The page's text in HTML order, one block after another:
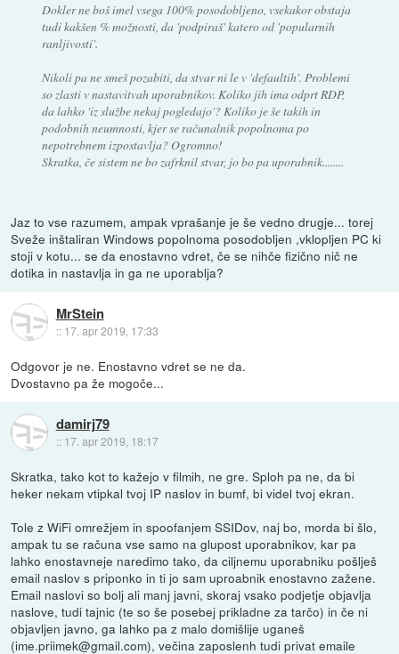
Dokler ne boš imel vsega 100% posodobljeno, vsekakor obstaja
tudi kakšen % možnosti, da 'podpiraš' katero od 'popularnih
ranljivosti'.
Nikoli pa ne smeš pozabiti, da stvar ni le v 'defaultih'. Problemi
so zlasti v nastavitvah uporabnikov. Koliko jih ima odprt RDP,
da lahko 'iz službe nekaj pogledajo'? Koliko je še takih in
podobnih neumnosti, kjer se računalnik popolnoma po
nepotrebnem izpostavlja? Ogromno!
Skratka, če sistem ne bo zafrknil stvar, jo bo pa uporabnik........
Jaz to vse razumem, ampak vprašanje je še vedno drugje... torej
Sveže inštaliran Windows popolnoma posodobljen ,vklopljen PC ki
stoji v kotu... se da enostavno vdret, če se nihče fizično nič ne
dotika in nastavlja in ga ne uporablja?
MrStein
:: 17. apr 2019, 17:33
Odgovor je ne. Enostavno vdret se ne da.
Dvostavno pa že mogoče...
damirj79
:: 17. apr 2019, 18:17
Skratka, tako kot to kažejo v filmih, ne gre. Sploh pa ne, da bi
heker nekam vtipkal tvoj IP naslov in bumf, bi videl tvoj ekran.
Tole z WiFi omrežjem in spoofanjem SSIDov, naj bo, morda bi šlo,
ampak tu se računa vse samo na glupost uporabnikov, kar pa
lahko enostavneje naredimo tako, da ciljnemu uporabniku pošlješ
email naslov s priponko in ti jo sam uproabnik enostavno zažene.
Email naslovi so bolj ali manj javni, skoraj vsako podjetje objavlja
naslove, tudi tajnic (te so še posebej prikladne za tarčo) in če ni
objavljen javno, ga lahko pa z malo domišlije uganeš
(ime.priimek@gmail.com), večina zaposlenh tudi privat emaile